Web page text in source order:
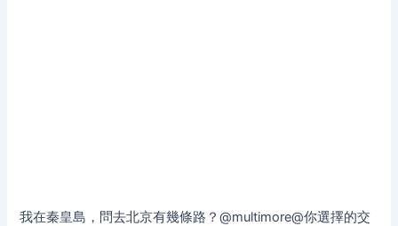
我在秦皇島，問去北京有幾條路？@multimore@你選擇的交